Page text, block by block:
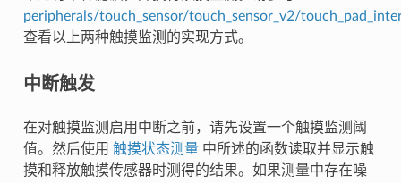
peripherals/touch_sensor/touch_sensor_v2/
查看以上两种触摸监测的实现方式。
中断触发
在对触摸监测启用中断之前，请先设置一个触摸监测阈
值。然后使用 触摸状态测量 中所述的函数读取并显示触
摸和释放触摸传感器时测得的结果。如果测量中存在噪